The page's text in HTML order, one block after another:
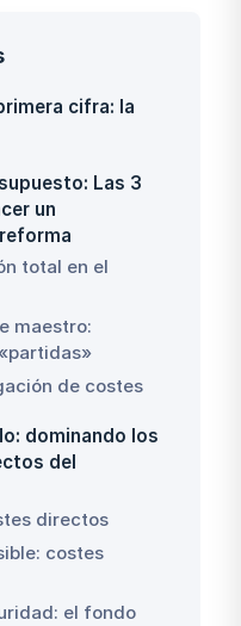
cifra: la
Las 3
un
total en el
maestro:
de costes
dominando los
del
directos
costes
el fondo